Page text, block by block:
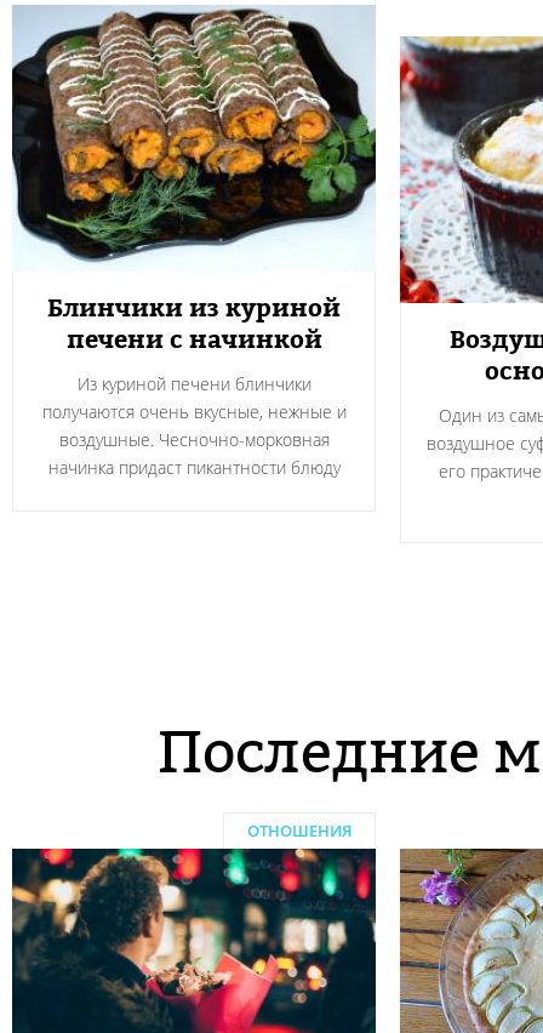
Блинчики из куриной
печени с начинкой
Из куриной печени блинчики
получаются очень вкусные, нежные и
воздушные. Чесночно-морковная
начинка придаст пикантности блюду
Один из
воздушное
его
Последние
ОТНОШЕНИЯ